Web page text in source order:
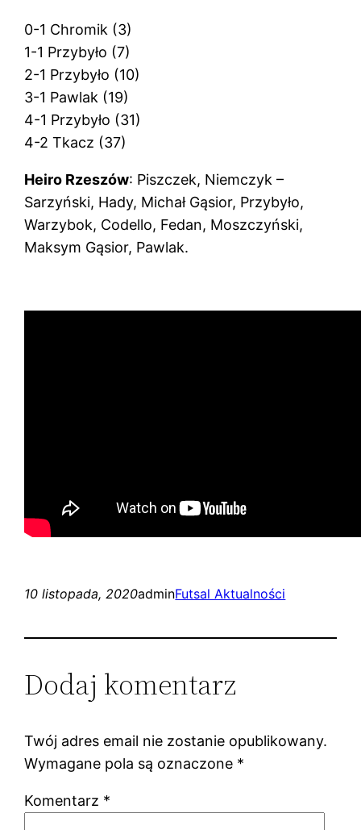
0-1 Chromik (3)
1-1 Przybyło (7)
2-1 Przybyło (10)
3-1 Pawlak (19)
4-1 Przybyło (31)
4-2 Tkacz (37)
Heiro Rzeszów: Piszczek, Niemczyk –
Sarzyński, Hady, Michał Gąsior, Przybyło,
Warzybok, Codello, Fedan, Moszczyński,
Maksym Gąsior, Pawlak.
10 listopada, 2020adminFutsal Aktualności
Dodaj komentarz
Twój adres email nie zostanie opublikowany.
Wymagane pola są oznaczone *
Komentarz *